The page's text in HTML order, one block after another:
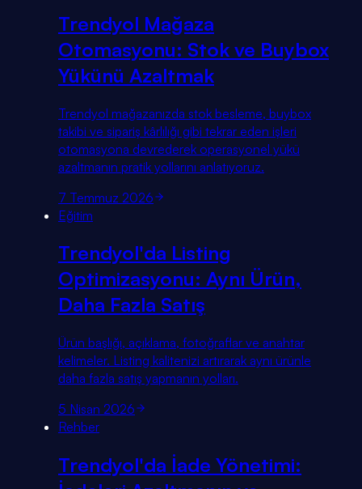
Trendyol Mağaza
Otomasyonu: Stok ve Buybox
Yükünü Azaltmak
Trendyol mağazanızda stok besleme, buybox
takibi ve sipariş kârlılığı gibi tekrar eden işleri
otomasyona devrederek operasyonel yükü
azaltmanın pratik yollarını anlatıyoruz.
7 Temmuz 2026
Eğitim
Trendyol'da Listing
Optimizasyonu: Aynı Ürün,
Daha Fazla Satış
Ürün başlığı, açıklama, fotoğraflar ve anahtar
kelimeler. Listing kalitenizi artırarak aynı ürünle
daha fazla satış yapmanın yolları.
5 Nisan 2026
Rehber
Trendyol'da İade Yönetimi: